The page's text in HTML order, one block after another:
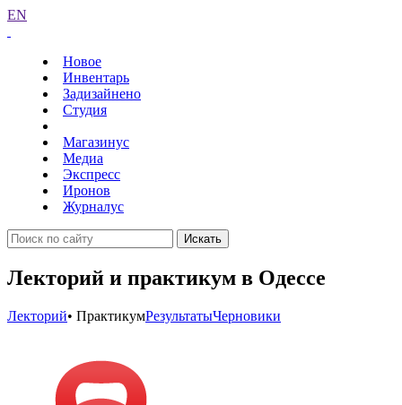
EN
Новое
Инвентарь
Задизайнено
Студия
Магазинус
Медиа
Экспресс
Иронов
Журналус
Искать
Лекторий и практикум в Одессе
Лекторий• ПрактикумРезультатыЧерновики